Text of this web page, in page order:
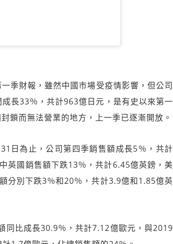
季財報，雖然中國市場受疫情影響，但公司
長33％，共計963億日元，是有史以來第一
鎖而無法營業的地方，上一季已逐漸開放。
日為止，公司第四季銷售額成長5％，共計
英國銷售額下跌13％，共計6.45億英鎊，美
分別下跌3％和20％，共計3.9億和1.85億英
比成長30.9％，共計7.12億歐元，與2019